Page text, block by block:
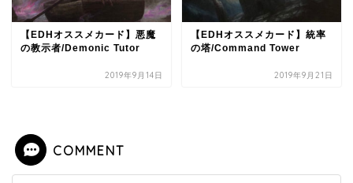
【EDHオススメカード】悪魔
の教示者/Demonic Tutor
2019年9月14日
【EDHオススメカード】統率
の塔/Command Tower
2019年9月21日
COMMENT